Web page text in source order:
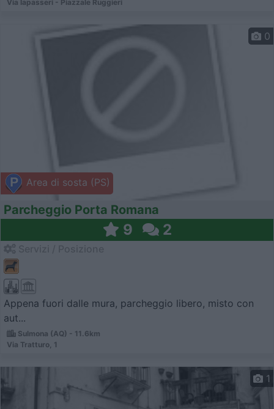
Via Iapasseri - Piazzale Ruggieri
Area di sosta (PS)
0
Parcheggio Porta Romana
9 2
Appena fuori dalle mura, parcheggio libero, misto con
aut...
Sulmona (AQ) - 11.6km
Via Tratturo, 1
1